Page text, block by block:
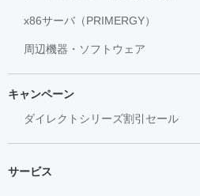
x86サーバ（PRIMERGY）
周辺機器・ソフトウェア
キャンペーン
ダイレクトシリーズ割引セール
サービス